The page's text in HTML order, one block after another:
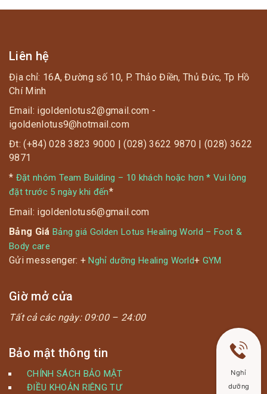
Liên hệ
Địa chỉ: 16A, Đường số 10, P. Thảo Điền, Thủ Đức, Tp Hồ
Chí Minh
Email: igoldenlotus2@gmail.com -
igoldenlotus9@hotmail.com
Đt: (+84) 028 3823 9000 | (028) 3622 9870 | (028) 3622
9871
* Đặt nhóm Team Building – 10 khách hoặc hơn * Vui lòng
đặt trước 5 ngày khi đến*
Email: igoldenlotus6@gmail.com
Bảng Giá Bảng giá Golden Lotus Healing World – Foot &
Body care
Gửi messenger: +Nghỉ dưỡng Healing World+ GYM
Giờ mở cửa
Tất cả các ngày: 09:00 – 24:00
Bảo mật thông tin
CHÍNH SÁCH BẢO MẬT
ĐIỀU KHOẢN RIÊNG TƯ
Nghỉ
dưỡng